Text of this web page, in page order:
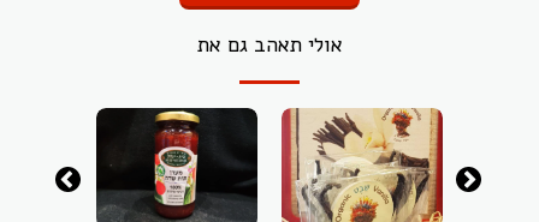
אולי תאהב גם את